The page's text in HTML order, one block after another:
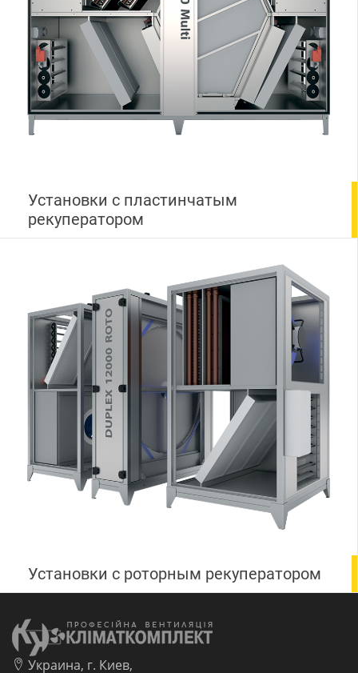
Установки с пластинчатым
рекуператором
Установки с роторным рекуператором
Украина, г. Киев,